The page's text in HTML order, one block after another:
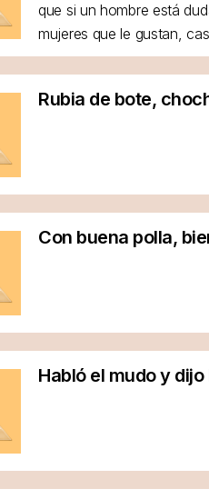
que si un hombre está
mujeres que le gustan,
Rubia de bote,
Con buena polla,
Habló el mudo y